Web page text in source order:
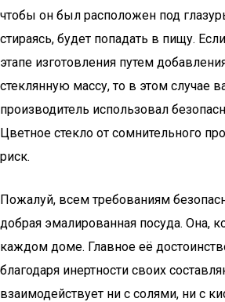
чтобы он был расположен под
стираясь, будет попадать в пищу.
этапе изготовления путем
стеклянную массу, то в этом случае
производитель использовал
Цветное стекло от сомнительного
риск.
Пожалуй, всем требованиям
добрая эмалированная посуда. Она,
каждом доме. Главное её
благодаря инертности своих
взаимодействует ни с солями, ни с